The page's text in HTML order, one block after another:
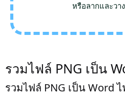
หรือลากและวา
รวมไฟล์ PNG เป็น
รวมไฟล์ PNG เป็น Word